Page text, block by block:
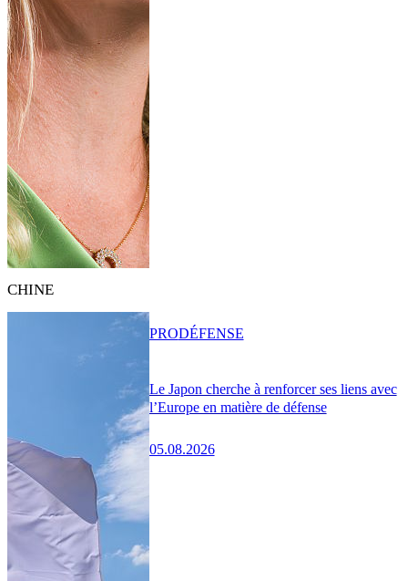
CHINE
Le Japon cherche à renforcer ses liens avec
l’Europe en matière de défense
05.08.2026
PRODÉFENSE